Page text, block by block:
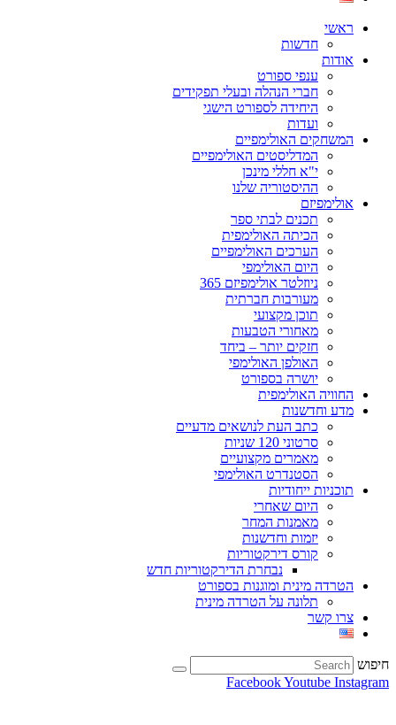
ראשי
חדשות
אודות
ענפי ספורט
חברי הנהלה ובעלי תפקידים
היחידה לספורט הישגי
ועדות
המשחקים האולימפיים
המדליסטים האולימפיים
י"א חללי מינכן
ההיסטוריה שלנו
אולימפיזם
תכנים לבתי ספר
הכיתה האולימפית
הערכים האולימפיים
היום האולימפי
ניוזלטר אולימפיזם 365
מעורבות חברתית
תוכן מקצועי
מאחורי הטבעות
חזקים יותר – ביחד
האולפן האולימפי
יושרה בספורט
החוויה האולימפית
מדע וחדשנות
כתב העת לנושאים מדעיים
סרטוני 120 שניות
מאמרים מקצועיים
הסטנדרט האולימפי
תוכניות ייחודיות
היום שאחרי
מאמנות המחר
יזמות וחדשנות
קורס דירקטוריות
נבחרת הדירקטוריות חדש
הטרדה מינית ומוגנות בספורט
תלונה על הטרדה מינית
צרו קשר
חיפוש
FacebookYoutube Instagram